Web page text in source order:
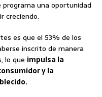
una oportunidad
creciendo.
es que el 53% de los
inscrito de manera
lo que impulsa la
y la